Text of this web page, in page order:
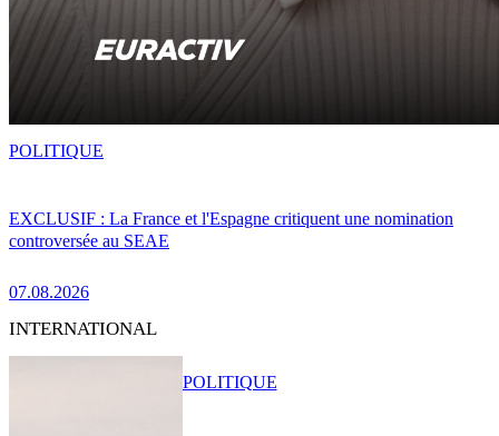
EXCLUSIF : La France et l'Espagne critiquent une nomination
controversée au SEAE
07.08.2026
POLITIQUE
INTERNATIONAL
POLITIQUE